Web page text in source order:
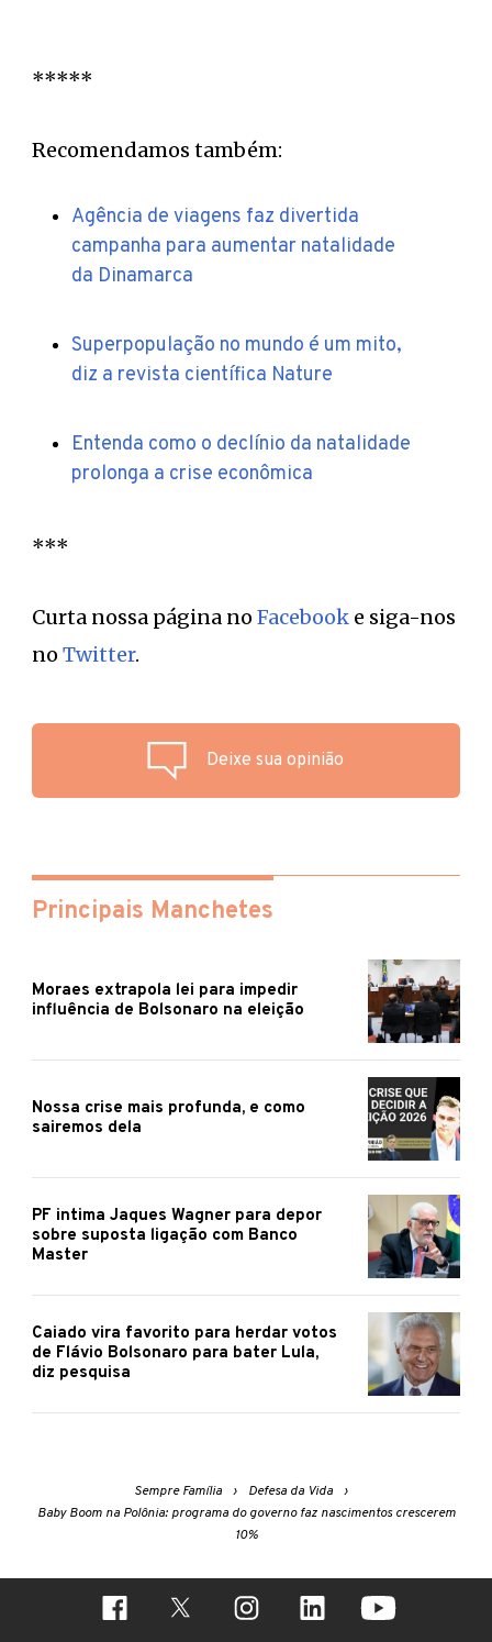
*****
Recomendamos também:
Agência de viagens faz divertida
campanha para aumentar natalidade
da Dinamarca
Superpopulação no mundo é um mito,
diz a revista científica Nature
Entenda como o declínio da natalidade
prolonga a crise econômica
***
Curta nossa página no Facebook e siga-nos
no Twitter.
Deixe sua opinião
Principais Manchetes
Moraes extrapola lei para impedir
influência de Bolsonaro na eleição
Nossa crise mais profunda, e como
sairemos dela
PF intima Jaques Wagner para depor
sobre suposta ligação com Banco
Master
Caiado vira favorito para herdar votos
de Flávio Bolsonaro para bater Lula,
diz pesquisa
Sempre Família
Defesa da Vida
Baby Boom na Polônia: programa do governo faz nascimentos crescerem
10%